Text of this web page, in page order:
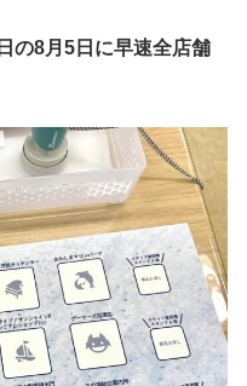
の8月5日に早速全店舗